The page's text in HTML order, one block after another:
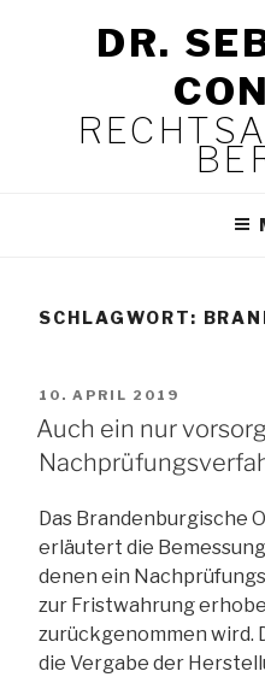
DR.
SCHLAGWORT:
VERÖFFENTLICHT
AM
10. APRIL 2019
Auch ein nur
Das Brandenburgische
erläutert die
denen ein
zur Fristwahrung
zurückgenommen wird.
die Vergabe der